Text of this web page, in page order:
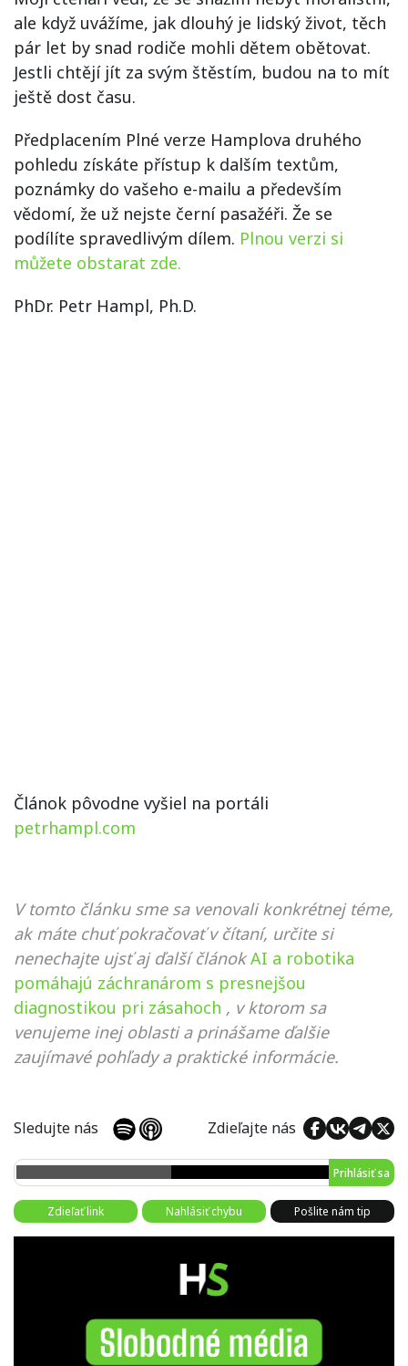
ale když uvážíme, jak dlouhý je lidský život, těch
pár let by snad rodiče mohli dětem obětovat.
Jestli chtějí jít za svým štěstím, budou na to mít
ještě dost času.
Předplacením Plné verze Hamplova druhého
pohledu získáte přístup k dalším textům,
poznámky do vašeho e-mailu a především
vědomí, že už nejste černí pasažéři. Že se
podílíte spravedlivým dílem. Plnou verzi si
můžete obstarat zde.
PhDr. Petr Hampl, Ph.D.
Článok pôvodne vyšiel na portáli
petrhampl.com
V tomto článku sme sa venovali konkrétnej téme,
ak máte chuť pokračovať v čítaní, určite si
nenechajte ujsť aj ďalší článok AI a robotika
pomáhajú záchranárom s presnejšou
diagnostikou pri zásahoch , v ktorom sa
venujeme inej oblasti a prinášame ďalšie
zaujímavé pohľady a praktické informácie.
Sledujte nás Zdieľajte nás
Prihlásiť sa
Zdieľať link Nahlásiť chybu Pošlite nám tip